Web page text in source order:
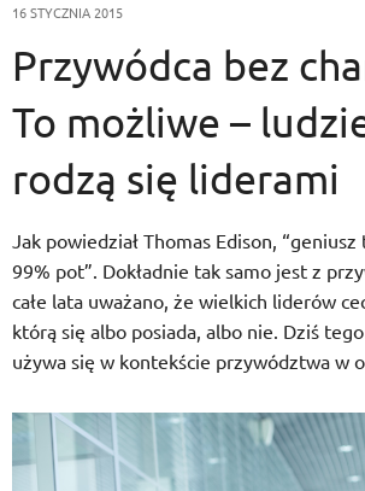
16 STYCZNIA 2015
Przywódca bez
To możliwe –
rodzą się liderami
Jak powiedział Thomas Edison,
99% pot”. Dokładnie tak samo jest z
całe lata uważano, że wielkich liderów
którą się albo posiada, albo nie. Dziś
używa się w kontekście przywództwa w